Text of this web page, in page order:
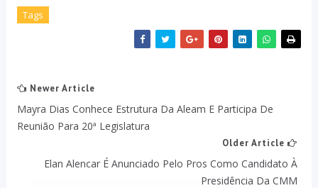
Tags
Newer Article
Mayra Dias Conhece Estrutura Da Aleam E Participa De
Reunião Para 20ª Legislatura
Older Article
Elan Alencar É Anunciado Pelo Pros Como Candidato À
Presidência Da CMM